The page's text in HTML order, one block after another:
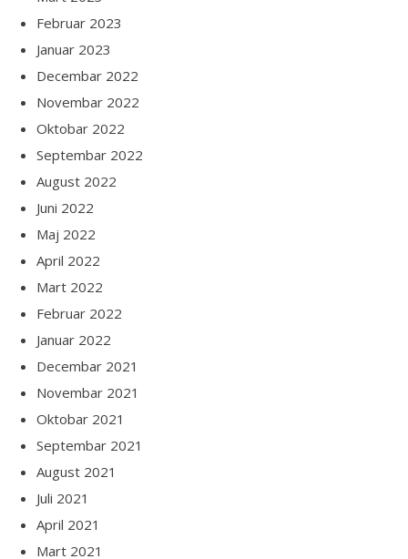
Februar 2023
Januar 2023
Decembar 2022
Novembar 2022
Oktobar 2022
Septembar 2022
August 2022
Juni 2022
Maj 2022
April 2022
Mart 2022
Februar 2022
Januar 2022
Decembar 2021
Novembar 2021
Oktobar 2021
Septembar 2021
August 2021
Juli 2021
April 2021
Mart 2021